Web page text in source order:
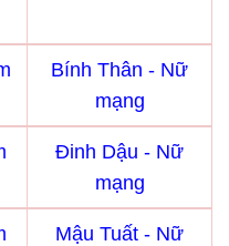
Bính Thân - Nữ
mạng
Đinh Dậu - Nữ
mạng
Mậu Tuất - Nữ